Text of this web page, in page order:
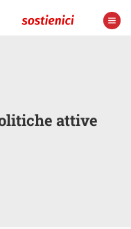
attive